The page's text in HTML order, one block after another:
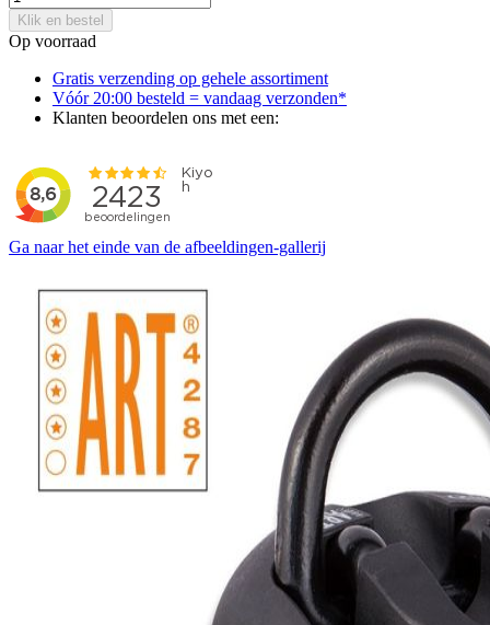
Klik en bestel
Op voorraad
Gratis verzending op gehele assortiment
Vóór 20:00 besteld = vandaag verzonden*
Klanten beoordelen ons met een:
Ga naar het einde van de afbeeldingen-gallerij